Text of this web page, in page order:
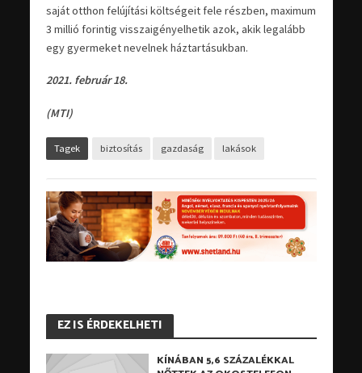
saját otthon felújítási költségeit fele részben, maximum
3 millió forintig visszaigényelhetik azok, akik legalább
egy gyermeket nevelnek háztartásukban.
2021. február 18.
(MTI)
Tagek biztosítás gazdaság lakások
EZ IS ÉRDEKELHETI
KÍNÁBAN 5,6 SZÁZALÉKKAL